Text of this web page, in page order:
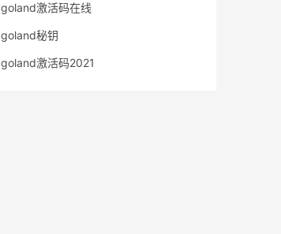
goland激活码在线
goland秘钥
goland激活码2021